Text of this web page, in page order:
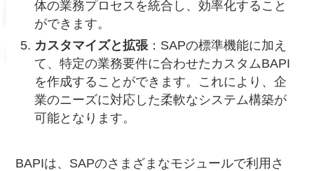
体の業務プロセスを統合し、効率化すること
ができます。
カスタマイズと拡張 ：SAPの標準機能に加え
て、特定の業務要件に合わせたカスタムBAPI
を作成することができます。これにより、企
業のニーズに対応した柔軟なシステム構築が
可能となります。
BAPIは、SAPのさまざまなモジュールで利用さ